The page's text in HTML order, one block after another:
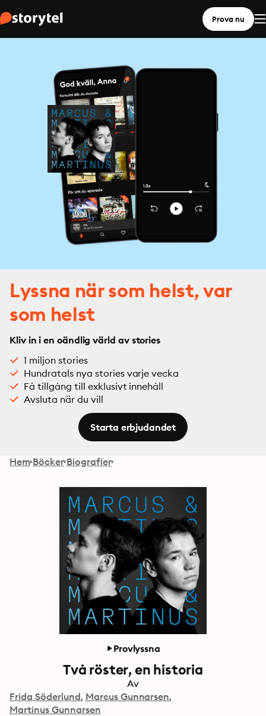
Prova nu
Lyssna när som helst, var
som helst
Kliv in i en oändlig värld av stories
1 miljon stories
Hundratals nya stories varje vecka
Få tillgång till exklusivt innehåll
Avsluta när du vill
Starta erbjudandet
Hem Böcker Biografier
Provlyssna
Två röster, en historia
Av
Frida Söderlund Marcus Gunnarsen
Martinus Gunnarsen